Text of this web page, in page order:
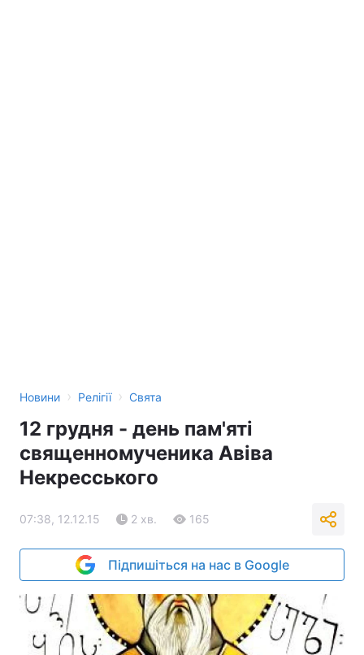
Новини › Релігії › Свята
12 грудня - день пам'яті
священномученика Авіва
Некресського
07:38, 12.12.15 2 хв. 165
Підпишіться на нас в Google